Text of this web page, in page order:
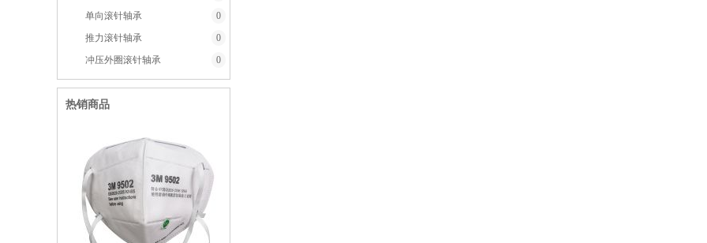
单向滚针轴承
0
推力滚针轴承
0
冲压外圈滚针轴承
0
热销商品